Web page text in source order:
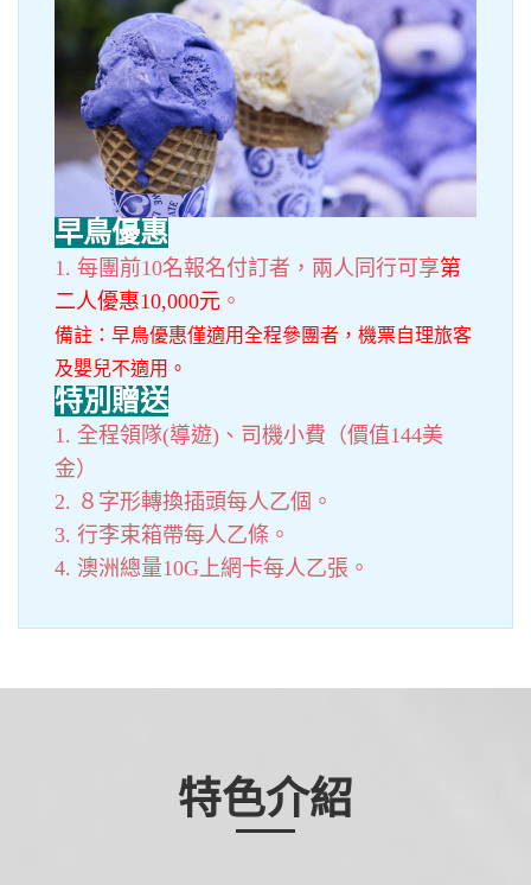
早鳥優惠
1. 每團前10名報名付訂者，兩人同行可享第
二人優惠10,000元 。
備註：早鳥優惠僅適用全程參團者，機票自理旅客
及嬰兒不適用。
特別贈送
1. 全程領隊(導遊)、司機小費（價值144美
金）
2. ８字形轉換插頭每人乙個。
3. 行李束箱帶每人乙條。
4. 澳洲總量10G上網卡每人乙張。
特色介紹